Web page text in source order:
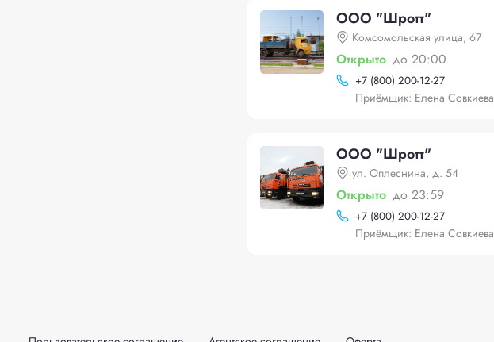
ООО "Шротт"
Комсомольская улица, 67
Открыто до 20:00
+7 (800) 200-12-27
Приёмщик: Елена Совкиева
ООО "Шротт"
ул. Оплеснина, д. 54
Открыто до 23:59
+7 (800) 200-12-27
Приёмщик: Елена Совкиева